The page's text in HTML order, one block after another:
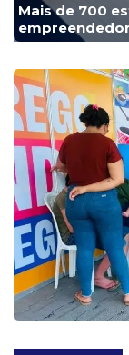
Mais de 700